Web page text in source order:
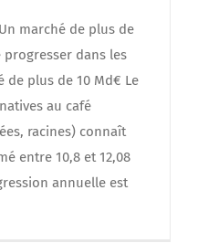
marché de plus de
dans les
de plus de 10 Md€ Le
au café
racines) connaît
entre 10,8 et 12,08
annuelle est